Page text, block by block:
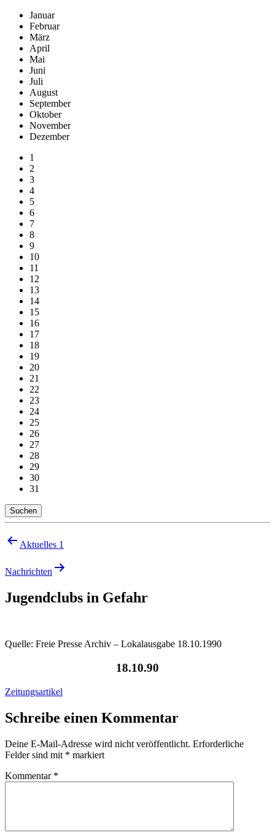
Januar
Februar
März
April
Mai
Juni
Juli
August
September
Oktober
November
Dezember
1
2
3
4
5
6
7
8
9
10
11
12
13
14
15
16
17
18
19
20
21
22
23
24
25
26
27
28
29
30
31
Suchen
Beitragsnavigation
Aktuelles 1
Nachrichten
Jugendclubs in Gefahr
Quelle: Freie Presse Archiv – Lokalausgabe 18.10.1990
18.10.90
Zeitungsartikel
Schreibe einen Kommentar
Deine E-Mail-Adresse wird nicht veröffentlicht. Erforderliche
Felder sind mit * markiert
Kommentar *